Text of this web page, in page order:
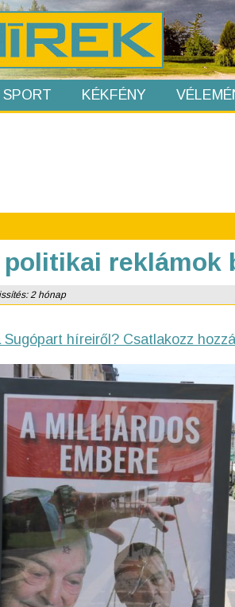
SPORT KÉKFÉNY
reklámok
2 hónap
híreiről? Csatlakozz